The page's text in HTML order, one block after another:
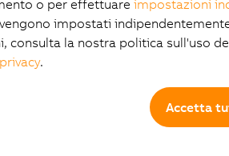
demand more than simply
Above all, customers require cost-
and a high degree of
o per effettuare impostazioni
impostati
consulta la nostra politica sull'uso
.
Accetta